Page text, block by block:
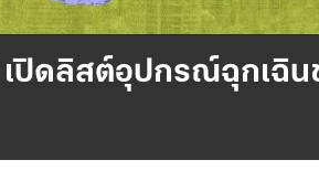
เปิดลิสต์อุปกรณ์ฉุกเ